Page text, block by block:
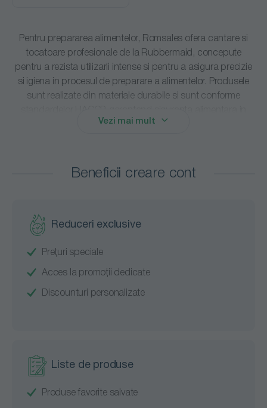
Pentru prepararea alimentelor, Romsales ofera cantare si
tocatoare profesionale de la Rubbermaid , concepute
pentru a rezista utilizarii intense si pentru a asigura precizie
si igiena in procesul de preparare a alimentelor. Produsele
sunt realizate din materiale durabile si sunt conforme
orice bucatarie profesionala.
a spatiului de lucru. Atat cantarele, cat si tocatoarele
comerciale, unitati HoReCa sau spitale.
alimentelor asigura un nivel ridicat de performanta si igiena,
fiind alegerea perfecta pentru orice bucatarie profesionala
Vezi mai mult
Beneficii creare cont
Reduceri exclusive
Prețuri speciale
Acces la promoții dedicate
Discounturi personalizate
Liste de produse
Produse favorite salvate